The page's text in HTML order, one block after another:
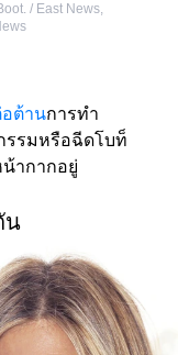
/ East News,
อต้านการทำ
รรมหรือฉีดโบท็
ากากอยู่
น